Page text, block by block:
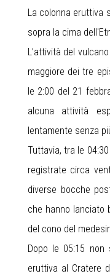
La colonna eruttiva
sopra la cima
L’attività del
maggiore dei tre
le 2:00 del 21
alcuna attività
lentamente senza
Tuttavia, tra le
registrate circa
diverse bocche
che hanno lanciato
del cono del
Dopo le 05:15
eruttiva al Cratere